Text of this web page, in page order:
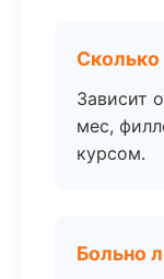
Зависит
мес,
курсом.
Больно